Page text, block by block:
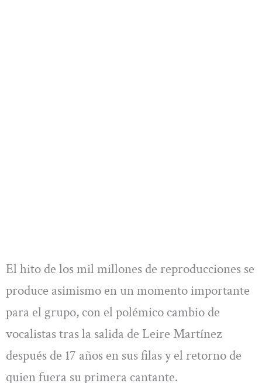
El hito de los mil millones de reproducciones se
produce asimismo en un momento importante
para el grupo, con el polémico cambio de
vocalistas tras la salida de Leire Martínez
después de 17 años en sus filas y el retorno de
quien fuera su primera cantante.